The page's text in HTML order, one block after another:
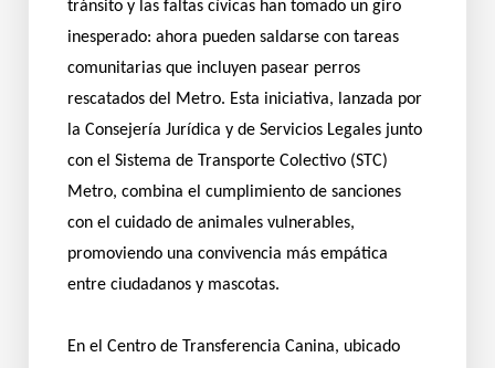
tránsito y las faltas cívicas han tomado un giro
inesperado: ahora pueden saldarse con tareas
comunitarias que incluyen pasear perros
rescatados del Metro. Esta iniciativa, lanzada por
la Consejería Jurídica y de Servicios Legales junto
con el Sistema de Transporte Colectivo (STC)
Metro, combina el cumplimiento de sanciones
con el cuidado de animales vulnerables,
promoviendo una convivencia más empática
entre ciudadanos y mascotas.
En el Centro de Transferencia Canina, ubicado